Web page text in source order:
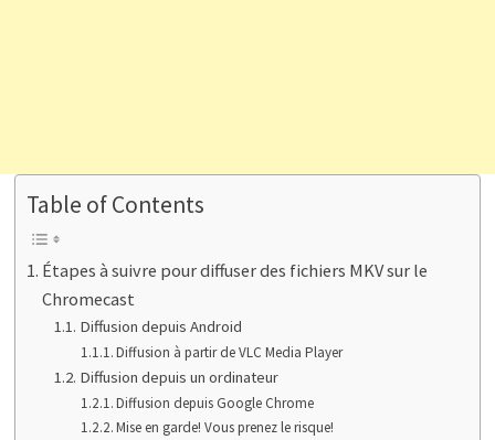
Table of Contents
Étapes à suivre pour diffuser des fichiers MKV sur le
Chromecast
Diffusion depuis Android
Diffusion à partir de VLC Media Player
Diffusion depuis un ordinateur
Diffusion depuis Google Chrome
Mise en garde! Vous prenez le risque!